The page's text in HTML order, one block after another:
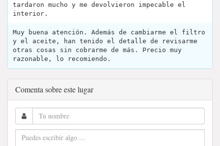
tardaron mucho y me devolvieron impecable el
interior.
Muy buena atención. Además de cambiarme el filtro
y el aceite, han tenido el detalle de revisarme
otras cosas sin cobrarme de más. Precio muy
razonable, lo recomiendo.
Comenta sobre este lugar